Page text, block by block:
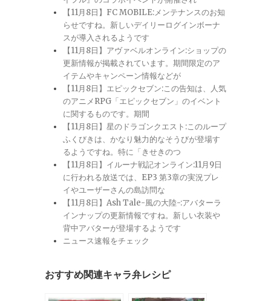
【11月8日】FC MOBILE:メンテナンスのお知
らせですね。新しいデイリーログインボーナ
スが導入されるようです
【11月8日】アヴァベルオンライン:ショップの
更新情報が掲載されています。期間限定のア
イテムやキャンペーン情報などが
【11月8日】エピックセブン:この告知は、人気
のアニメRPG「エピックセブン」のイベント
に関するものです。期間
【11月8日】星のドラゴンクエスト:このループ
ふくびきは、かなり魅力的なそうびが登場す
るようですね。特に「きせきのつ
【11月8日】イルーナ戦記オンライン:11月9日
に行われる放送では、EP3 第3章の実況プレ
イやユーザーさんの島訪問な
【11月8日】Ash Tale-風の大陸-:アバターラ
インナップの更新情報ですね。新しい衣装や
背中アバターが登場するようです
ニュース速報をチェック
おすすめ関連キャラ弁レシピ